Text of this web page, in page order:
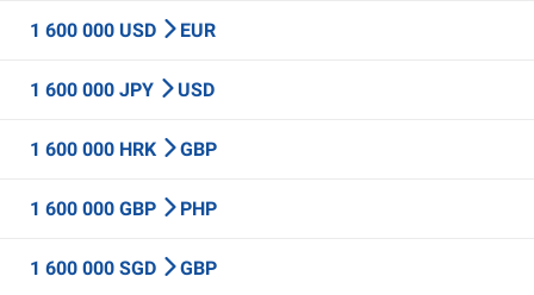
1 600 000 USD EUR
1 600 000 JPY USD
1 600 000 HRK GBP
1 600 000 GBP PHP
1 600 000 SGD GBP